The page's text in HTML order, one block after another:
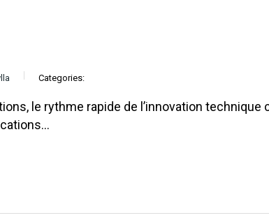
Categories:
le rythme rapide de l’innovation technique